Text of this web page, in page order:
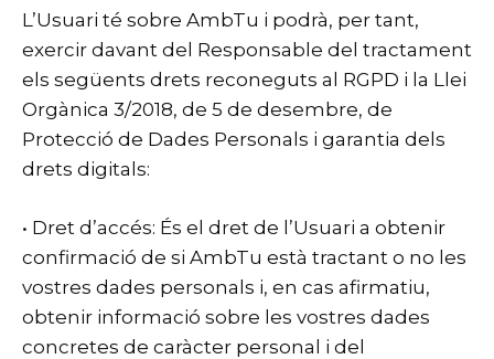
L’Usuari té sobre AmbTu i podrà, per tant,
exercir davant del Responsable del tractament
els següents drets reconeguts al RGPD i la Llei
Orgànica 3/2018, de 5 de desembre, de
Protecció de Dades Personals i garantia dels
drets digitals:
• Dret d’accés: És el dret de l’Usuari a obtenir
confirmació de si AmbTu està tractant o no les
vostres dades personals i, en cas afirmatiu,
obtenir informació sobre les vostres dades
concretes de caràcter personal i del